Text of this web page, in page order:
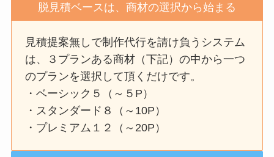
脱見積ベースは、商材の選択から始まる
見積提案無しで制作代行を請け負うシステム
は、３プランある商材（下記）の中から一つ
のプランを選択して頂くだけです。
・ベーシック５（～５P）
・スタンダード８（～10P）
・プレミアム１２（～20P）